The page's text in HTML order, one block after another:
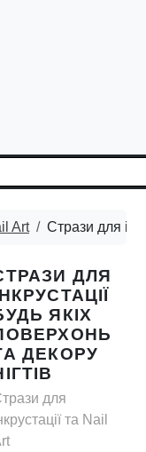
Art Стрази для
ДЛЯ
ЯКІХ
ДЕКОРУ
для
та Nail